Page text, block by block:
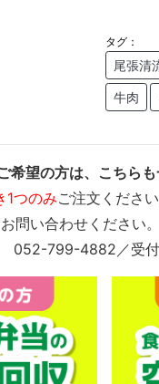
タグ：
尾張清
牛肉
希望の方は、こちら
1つのみご注文ください
問い合わせください。
799-4882／受付